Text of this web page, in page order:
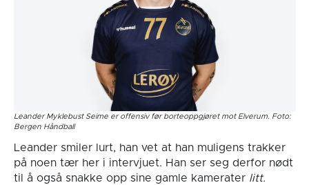
Leander Myklebust Seime er offensiv før borteoppgjøret mot Elverum. Foto:
Bergen Håndball
Leander smiler lurt, han vet at han muligens trakker
på noen tær her i intervjuet. Han ser seg derfor nødt
til å også snakke opp sine gamle kamerater litt.